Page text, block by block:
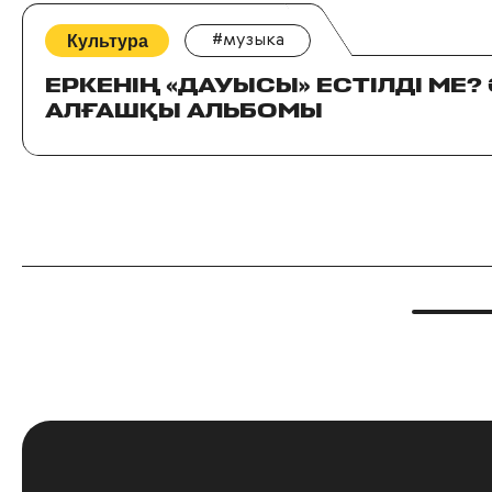
Культура #музыка
ЕРКЕНІҢ «ДАУЫСЫ» ЕСТІЛДІ МЕ?
АЛҒАШҚЫ АЛЬБОМЫ